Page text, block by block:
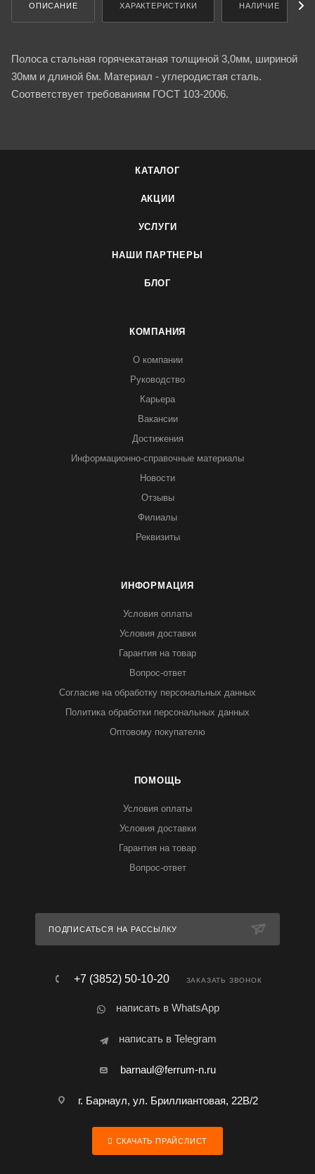
ОПИСАНИЕ ХАРАКТЕРИСТИКИ НАЛИЧИЕ
Полоса стальная горячекатаная толщиной 3,0мм, шириной
30мм и длиной 6м. Материал - углеродистая сталь.
Соответствует требованиям ГОСТ 103-2006.
КАТАЛОГ
АКЦИИ
УСЛУГИ
НАШИ ПАРТНЕРЫ
БЛОГ
КОМПАНИЯ
О компании
Руководство
Карьера
Вакансии
Достижения
Информационно-справочные материалы
Новости
Отзывы
Филиалы
Реквизиты
ИНФОРМАЦИЯ
Условия оплаты
Условия доставки
Гарантия на товар
Вопрос-ответ
Согласие на обработку персональных данных
Политика обработки персональных данных
Оптовому покупателю
ПОМОЩЬ
Условия оплаты
Условия доставки
Гарантия на товар
Вопрос-ответ
ПОДПИСАТЬСЯ НА РАССЫЛКУ
+7 (3852) 50-10-20 ЗАКАЗАТЬ ЗВОНОК
написать в WhatsApp
написать в Telegram
barnaul@ferrum-n.ru
г. Барнаул, ул. Бриллиантовая, 22В/2
СКАЧАТЬ ПРАЙСЛИСТ